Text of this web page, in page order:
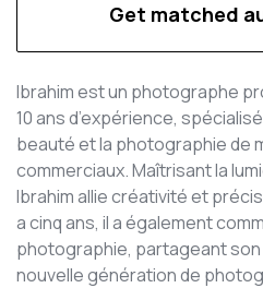
Get matched
Ibrahim est un photographe
10 ans d’expérience,
beauté et la photographie de
commerciaux. Maîtrisant la
Ibrahim allie créativité et
a cinq ans, il a également
photographie, partageant
nouvelle génération de